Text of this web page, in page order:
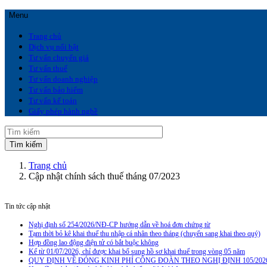
Menu
Trang chủ
Dịch vụ nổi bật
Tư vấn chuyển giá
Tư vấn thuế
Tư vấn doanh nghiệp
Tư vấn bảo hiểm
Tư vấn kế toán
Giấy phép hành nghề
Trang chủ
Cập nhật chính sách thuế tháng 07/2023
Tin tức cập nhật
Nghị định số 254/2026/NĐ-CP hướng dẫn về hoá đơn chứng từ
Tạm thời bỏ kê khai thuế thu nhập cá nhân theo tháng (chuyển sang khai theo quý)
Hợp đồng lao động điện tử có bắt buộc không
Kể từ 01/07/2026, chỉ được khai bổ sung hồ sơ khai thuế trong vòng 05 năm
QUY ĐỊNH VỀ ĐÓNG KINH PHÍ CÔNG ĐOÀN THEO NGHỊ ĐỊNH 105/